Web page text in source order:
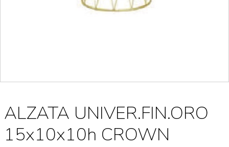
ALZATA UNIVER.FIN.ORO
15x10x10h CROWN